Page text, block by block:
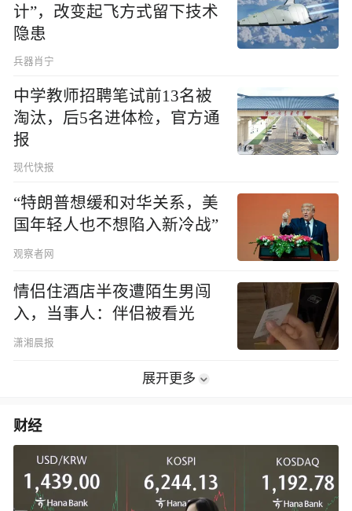
计”，改变起飞方式留下技术
隐患
兵器肖宁
中学教师招聘笔试前13名被
淘汰，后5名进体检，官方通
报
现代快报
“特朗普想缓和对华关系，美
国年轻人也不想陷入新冷战”
观察者网
情侣住酒店半夜遭陌生男闯
入，当事人：伴侣被看光
潇湘晨报
展开更多
财经